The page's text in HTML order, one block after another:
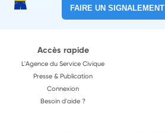
FAIRE UN SIGNALEMENT
Accès rapide
L'Agence du Service Civique
Presse & Publication
Connexion
Besoin d'aide ?